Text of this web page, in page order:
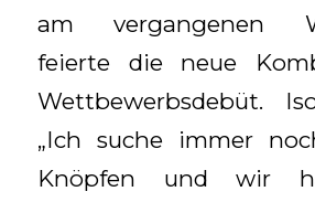
am vergangenen
feierte die neue
Wettbewerbsdebüt.
„Ich suche immer
Knöpfen und wir